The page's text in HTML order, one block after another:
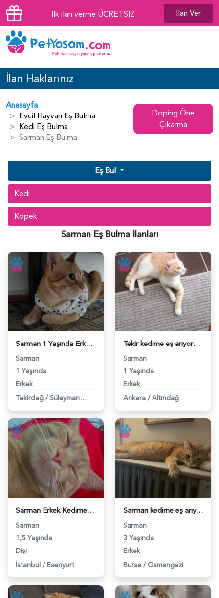
İlk ilan verme ÜCRETSİZ İlan Ver
İlan Haklarınız
Anasayfa
Evcil Hayvan Eş Bulma
Kedi Eş Bulma
Sarman Eş Bulma
Doping Öne
Çıkarma
Eş Bul
Kedi
Köpek
Sarman Eş Bulma İlanları
Sarman 1 Yaşında Erkek Eş Arıyoruz - 118984694
Sarman
1 Yaşında
Erkek
Tekirdağ / Süleymanpaşa
Tekir kedime eş arıyorun - 118984495
Sarman
1 Yaşında
Erkek
Ankara / Altındağ
Sarman Erkek Kedime Eş Arıyorum - 118982770
Sarman
1,5 Yaşında
Dişi
İstanbul / Esenyurt
Sarman kedime eş arıyorum - 118981816
Sarman
3 Yaşında
Erkek
Bursa / Osmangazi